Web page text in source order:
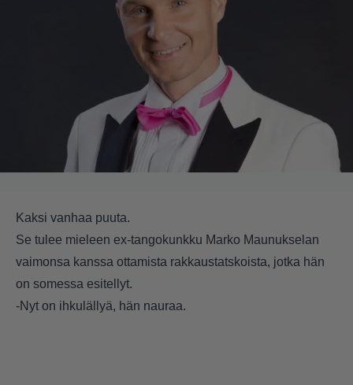
Kaksi vanhaa puuta.
Se tulee mieleen ex-tangokunkku Marko Maunukselan
vaimonsa kanssa ottamista rakkaustatskoista, jotka hän
on somessa esitellyt.
-Nyt on ihkulällyä, hän nauraa.